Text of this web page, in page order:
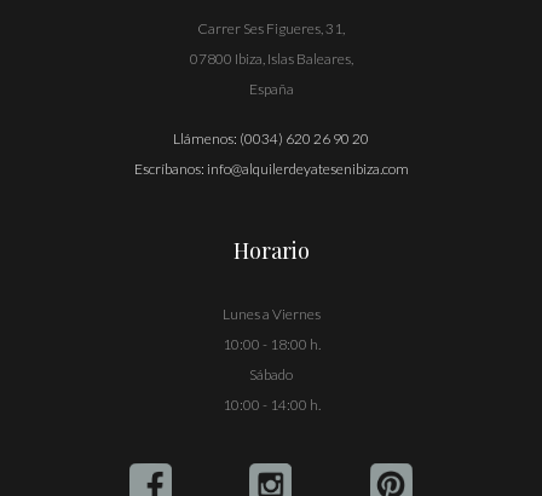
Carrer Ses Figueres, 31,
07800 Ibiza, Islas Baleares,
España
Llámenos: (0034) 620 26 90 20
Escríbanos: info@alquilerdeyatesenibiza.com
Horario
Lunes a Viernes
10:00 - 18:00 h.
Sábado
10:00 - 14:00 h.